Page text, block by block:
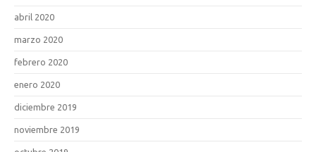
abril 2020
marzo 2020
febrero 2020
enero 2020
diciembre 2019
noviembre 2019